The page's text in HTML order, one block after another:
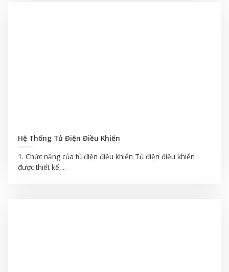
Hệ Thống Tủ Điện Điều Khiển
1. Chức năng của tủ điện điều khiển Tủ điện điều khiển
được thiết kế,...